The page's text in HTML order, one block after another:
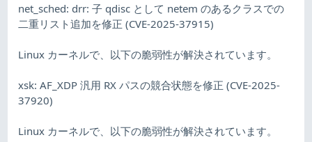
net_sched: drr: 子 qdisc として netem のあるクラスでの
二重リスト追加を修正 (CVE-2025-37915)
Linux カーネルで、以下の脆弱性が解決されています。
xsk: AF_XDP 汎用 RX パスの競合状態を修正 (CVE-2025-
37920)
Linux カーネルで、以下の脆弱性が解決されています。